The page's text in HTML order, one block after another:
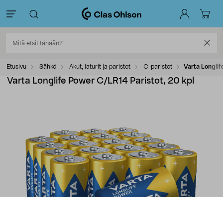
Etusivu Sähkö Akut, laturit ja paristot C-paristot Varta
Varta Longlife Power C/LR14 Paristot, 20 kpl